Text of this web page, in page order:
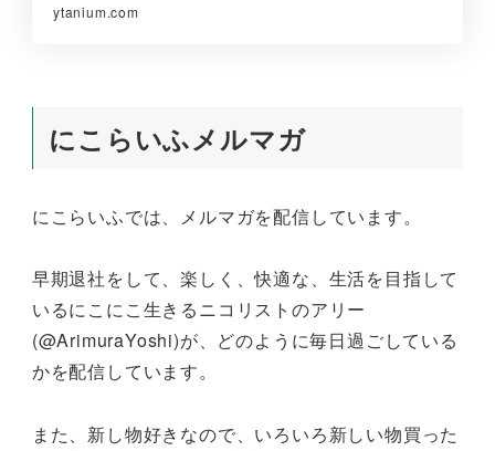
ytanium.com
にこらいふメルマガ
にこらいふでは、メルマガを配信しています。
早期退社をして、楽しく、快適な、生活を目指して
いるにこにこ生きるニコリストのアリー
(@ArimuraYoshi)が、どのように毎日過ごしている
かを配信しています。
また、新し物好きなので、いろいろ新しい物買った